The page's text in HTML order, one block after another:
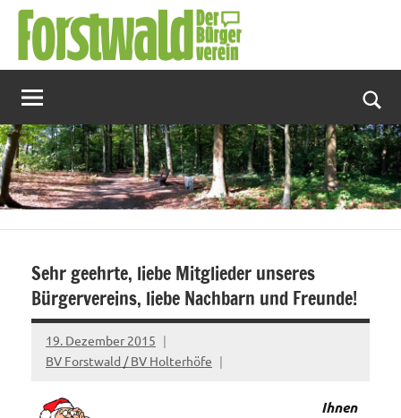
Zum
Inhalt
springen
Sehr geehrte, liebe Mitglieder unseres
Bürgervereins, liebe Nachbarn und Freunde!
19. Dezember 2015
BV Forstwald / BV Holterhöfe
Ihnen